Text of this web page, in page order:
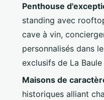
Penthouse
standing avec
cave à vin,
personnalisés dans
exclusifs de La Baule
Maisons de
historiques alliant